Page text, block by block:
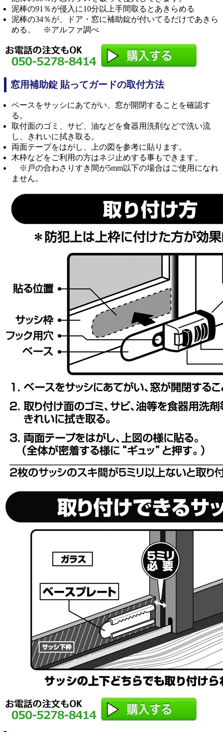
泥棒の91％が侵入に10分以上手間取るとあきらめる
泥棒の34％が、ドア・窓に補助錠が付いてるだけであきら
める。 ※アルファ調べ
窓用補助錠 貼ってガードの取付方法
ベースをサッシにあてがい、窓が開閉することを確認す
る。
取付面のゴミ、サビ、油などを食器用洗剤などで洗い流
し、きれいに拭き取る。
両面テープをはがし、上の図を参考に貼ります。
木枠などをご利用の方はネジ止めする事もできます。
※戸の合わさりすき間が5mm以下の場合はご使用になれ
ません。